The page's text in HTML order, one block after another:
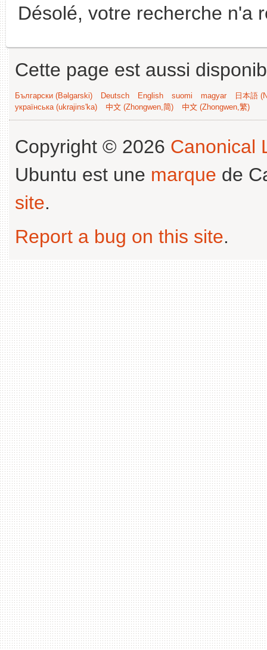
Désolé, votre recherche n'a
Cette page est aussi
Български (Bəlgarski) Deutsch English suomi magyar
日本語
українська (ukrajins'ka)
中文 (Zhongwen,简) 中文 (Zhongwen,繁)
Copyright © 2026 Canonical
Ubuntu est une marque de
site.
Report a bug on this site.